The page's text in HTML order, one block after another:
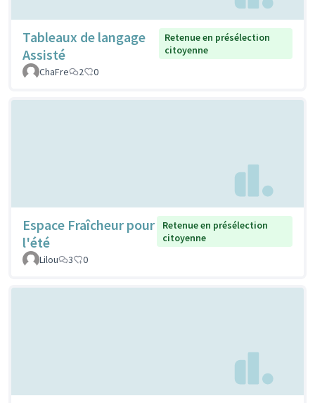
Tableaux de langage
Assisté
Retenue en présélection
citoyenne
ChaFre
2 0
Espace Fraîcheur pour
l'été
Retenue en présélection
citoyenne
Lilou
3 0